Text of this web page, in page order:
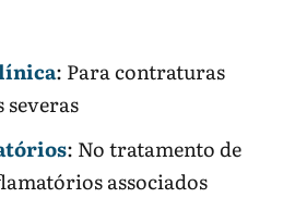
: Para contraturas
severas
: No tratamento de
associados